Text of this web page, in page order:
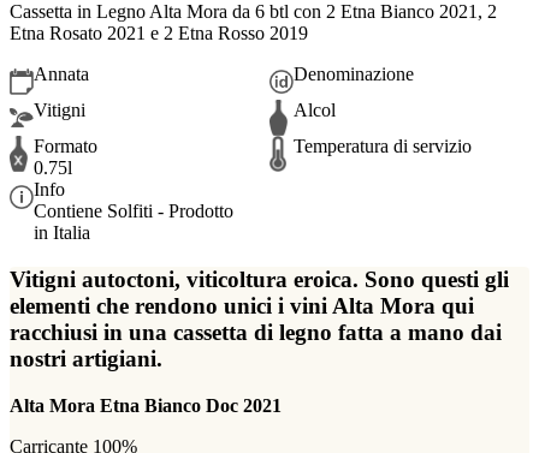
Cassetta in Legno Alta Mora da 6 btl con 2 Etna Bianco 2021, 2
Etna Rosato 2021 e 2 Etna Rosso 2019
Annata
Denominazione
Vitigni
Alcol
Formato
0.75l
Temperatura di servizio
Info
Contiene Solfiti - Prodotto
in Italia
Vitigni autoctoni, viticoltura eroica. Sono questi gli
elementi che rendono unici i vini Alta Mora qui
racchiusi in una cassetta di legno fatta a mano dai
nostri artigiani.
Alta Mora Etna Bianco Doc 2021
Carricante 100%